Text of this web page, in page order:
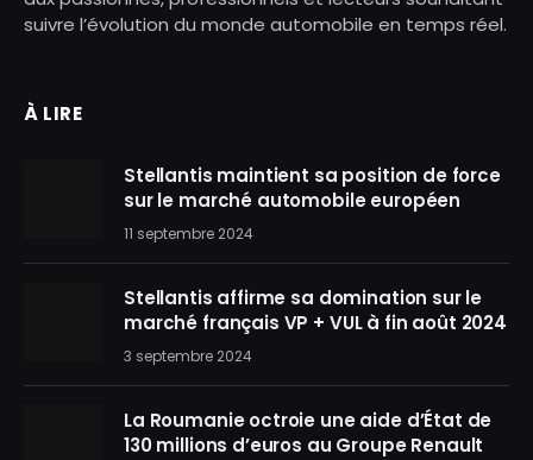
suivre l’évolution du monde automobile en temps réel.
À LIRE
Stellantis maintient sa position de force
sur le marché automobile européen
11 septembre 2024
Stellantis affirme sa domination sur le
marché français VP + VUL à fin août 2024
3 septembre 2024
La Roumanie octroie une aide d’État de
130 millions d’euros au Groupe Renault